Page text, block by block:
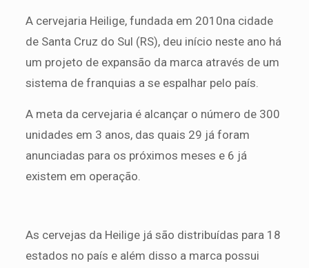
A cervejaria Heilige, fundada em 2010na cidade
de Santa Cruz do Sul (RS), deu início neste ano há
um projeto de expansão da marca através de um
sistema de franquias a se espalhar pelo país.
A meta da cervejaria é alcançar o número de 300
unidades em 3 anos, das quais 29 já foram
anunciadas para os próximos meses e 6 já
existem em operação.
As cervejas da Heilige já são distribuídas para 18
estados no país e além disso a marca possui